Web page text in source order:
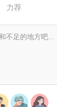
力荐